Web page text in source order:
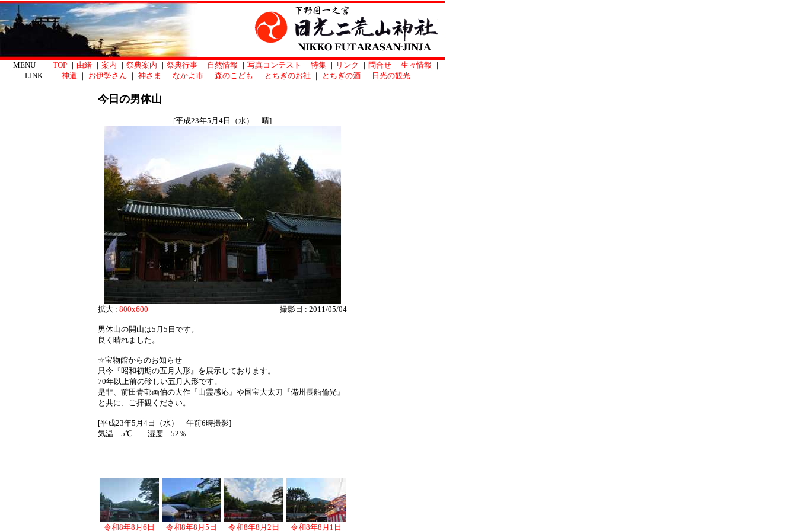
MENU ｜ TOP ｜ 由緒 ｜ 案内 ｜ 祭典案内 ｜ 祭典行事 ｜ 自然情報 ｜ 写真コンテスト ｜ 特集 ｜ リンク ｜ 問合せ ｜ 生々情報 ｜
LINK ｜ 神道 ｜ お伊勢さん ｜ 神さま ｜ なかよ市 ｜ 森のこども ｜ とちぎのお社 ｜ とちぎの酒 ｜ 日光の観光 ｜
今日の男体山
[平成23年5月4日（水） 晴]
拡大 : 800x600 撮影日 : 2011/05/04
男体山の開山は5月5日です。
良く晴れました。
☆宝物館からのお知らせ
只今『昭和初期の五月人形』を展示しております。
70年以上前の珍しい五月人形です。
是非、前田青邨画伯の大作『山霊感応』や国宝大太刀『備州長船倫光』
と共に、ご拝観ください。
[平成23年5月4日（水） 午前6時撮影]
気温 5℃ 湿度 52％
令和8年8月6日 令和8年8月5日 令和8年8月2日 令和8年8月1日